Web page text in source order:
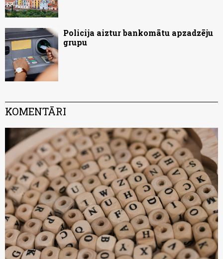
Policija aiztur bankomātu apzadzēju
grupu
KOMENTĀRI